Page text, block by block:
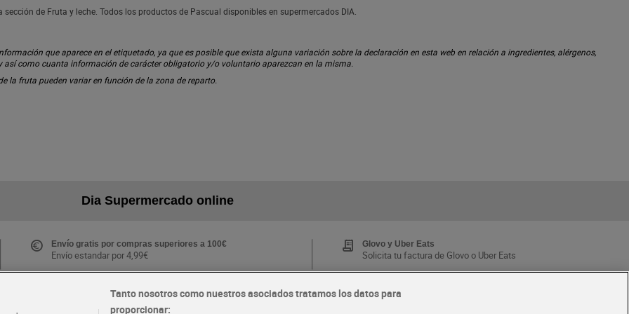
de Fruta y leche. Todos los productos de Pascual disponibles en supermercados DIA.
que aparece en el etiquetado, ya que es posible que exista alguna variación sobre la declaración en esta web en relación a ingredientes, alérgenos,
como cuanta información de carácter obligatorio y/o voluntario aparezcan en la misma.
la fruta pueden variar en función de la zona de reparto.
Dia Supermercado online
Envío gratis por compras superiores a 100€
Envío estandar por 4,99€
Glovo y Uber Eats
Solicita tu factura de Glovo o Uber Eats
Folletos y Tiendas
Tanto nosotros como nuestros asociados tratamos los datos para
proporcionar: